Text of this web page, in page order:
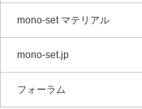
mono-set マテリアル
mono-set.jp
フォーラム